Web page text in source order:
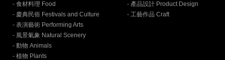
- 食材料理 Food
- 慶典民俗 Festivals and Culture
- 表演藝術 Performing Arts
- 風景氣象 Natural Scenery
- 動物 Animals
- 植物 Plants
- 產品設計 Product Design
- 工藝作品 Craft